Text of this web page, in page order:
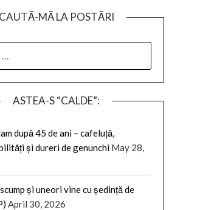
CAUTĂ-MĂ LA POSTĂRI
ASTEA-S “CALDE”:
după 45 de ani – cafeluță,
și dureri de genunchi May 28,
și uneori vine cu ședință de
April 30, 2026